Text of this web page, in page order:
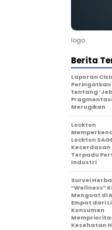
logo
Berita
Laporan
Peringatkan
tentang
Merugikan
Lockton
Lockton
Kecerdasan
Terpadu
Industri
Survei
“Wellness”
Menguat di
Empat dari
Konsumen
Kesehatan